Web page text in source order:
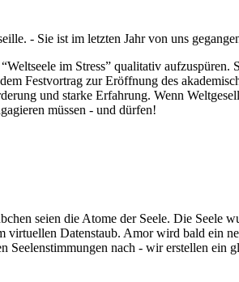
- Sie ist im letzten Jahr von uns
im Stress” qualitativ aufzuspüren.
Festvortrag zur Eröffnung des
und starke Erfahrung. Wenn
müssen - und dürfen!
seien die Atome der Seele. Die Seele
Datenstaub. Amor wird bald ein
nach - wir erstellen ein